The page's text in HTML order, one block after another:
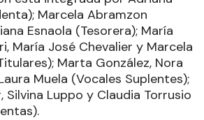
Marcela Abramzon
Esnaola (Tesorera); María
María José Chevalier y Marcela
Marta González, Nora
Muela (Vocales Suplentes);
Silvina Luppo y Claudia Torrusio